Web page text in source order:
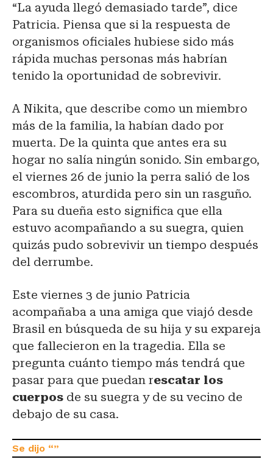
“La ayuda llegó demasiado tarde”, dice
Patricia. Piensa que si la respuesta de
organismos oficiales hubiese sido más
rápida muchas personas más habrían
tenido la oportunidad de sobrevivir.
A Nikita, que describe como un miembro
más de la familia, la habían dado por
muerta. De la quinta que antes era su
hogar no salía ningún sonido. Sin embargo,
el viernes 26 de junio la perra salió de los
escombros, aturdida pero sin un rasguño.
Para su dueña esto significa que ella
estuvo acompañando a su suegra, quien
quizás pudo sobrevivir un tiempo después
del derrumbe.
Este viernes 3 de junio Patricia
acompañaba a una amiga que viajó desde
Brasil en búsqueda de su hija y su expareja
que fallecieron en la tragedia. Ella se
pregunta cuánto tiempo más tendrá que
pasar para que puedan rescatar los
cuerpos de su suegra y de su vecino de
debajo de su casa.